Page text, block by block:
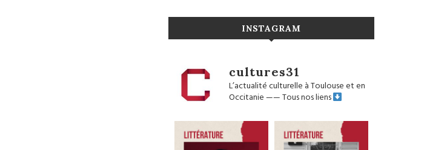
INSTAGRAM
cultures31
L’actualité culturelle à Toulouse et en
Occitanie——Tous nos liens